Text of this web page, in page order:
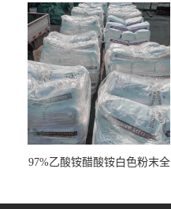
97%乙酸铵醋酸铵白色粉末全